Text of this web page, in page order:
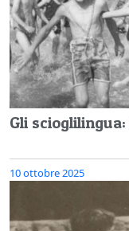
Gli
10 ottobre 2025